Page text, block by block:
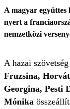
A magyar együttes
nyert a
nemzetközi
A hazai
Fruzsina,
Georgina, Pesti
Mónika